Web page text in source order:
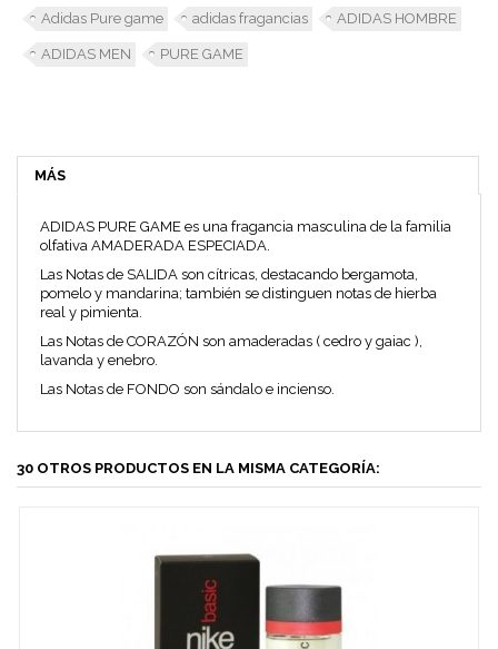
Adidas Pure game adidas fragancias ADIDAS HOMBRE
ADIDAS MEN PURE GAME
MÁS
ADIDAS PURE GAME es una fragancia masculina de la familia
olfativa AMADERADA ESPECIADA.
Las Notas de SALIDA son cítricas, destacando bergamota,
pomelo y mandarina; también se distinguen notas de hierba
real y pimienta.
Las Notas de CORAZÓN son amaderadas ( cedro y gaiac ),
lavanda y enebro.
Las Notas de FONDO son sándalo e incienso.
30 OTROS PRODUCTOS EN LA MISMA CATEGORÍA: